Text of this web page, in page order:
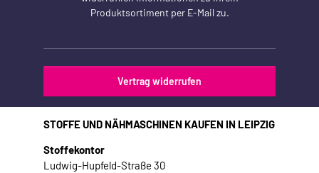
Produktsortiment per E-Mail zu.
Vertrag widerrufen
STOFFE UND NÄHMASCHINEN KAUFEN IN LEIPZIG
Stoffekontor
Ludwig-Hupfeld-Straße 30